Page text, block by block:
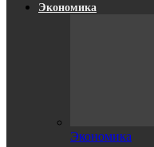
Экономика
Экономика